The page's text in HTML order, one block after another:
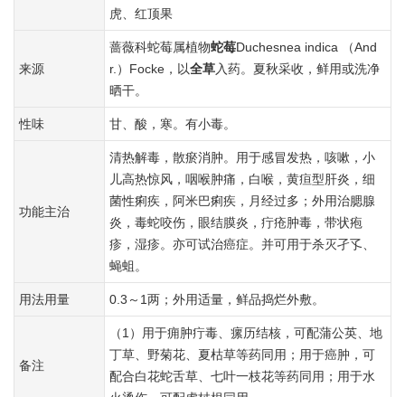
虎、红顶果
来源
蔷薇科蛇莓属植物蛇莓Duchesnea indica （And
r.）Focke，以全草入药。夏秋采收，鲜用或洗净
晒干。
性味 甘、酸，寒。有小毒。
功能主治
清热解毒，散瘀消肿。用于感冒发热，咳嗽，小
儿高热惊风，咽喉肿痛，白喉，黄疸型肝炎，细
菌性痢疾，阿米巴痢疾，月经过多；外用治腮腺
炎，毒蛇咬伤，眼结膜炎，疔疮肿毒，带状疱
疹，湿疹。亦可试治癌症。并可用于杀灭孑孓、
蝇蛆。
用法用量 0.3～1两；外用适量，鲜品捣烂外敷。
备注
（1）用于痈肿疔毒、瘰历结核，可配蒲公英、地
丁草、野菊花、夏枯草等药同用；用于癌肿，可
配合白花蛇舌草、七叶一枝花等药同用；用于水